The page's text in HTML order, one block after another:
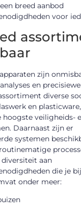
breed aanbod
voor
zijn
en
diverse
en
hoogste veiligheids-
Daarnaast zijn er
systemen
aan
die je
onder meer: